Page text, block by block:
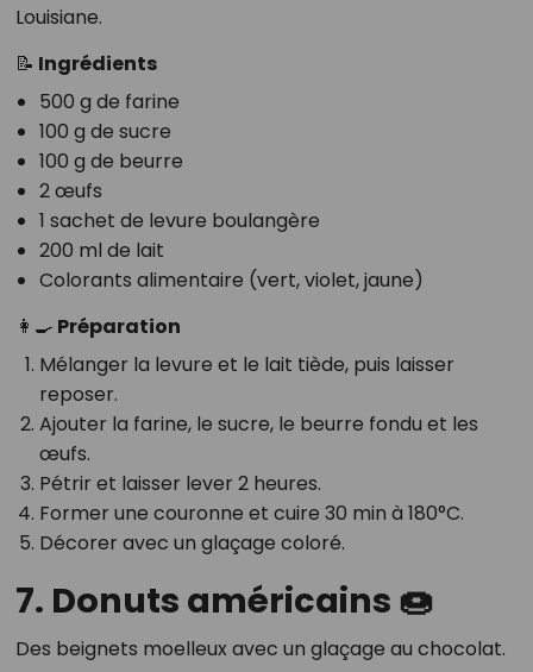
Louisiane.
📝 Ingrédients
500 g de farine
100 g de sucre
100 g de beurre
2 œufs
1 sachet de levure boulangère
200 ml de lait
Colorants alimentaire (vert, violet, jaune)
👩‍🍳 Préparation
Mélanger la levure et le lait tiède, puis laisser
reposer.
Ajouter la farine, le sucre, le beurre fondu et les
œufs.
Pétrir et laisser lever 2 heures.
Former une couronne et cuire 30 min à 180°C.
Décorer avec un glaçage coloré.
7. Donuts américains 🍩
Des beignets moelleux avec un glaçage au chocolat.